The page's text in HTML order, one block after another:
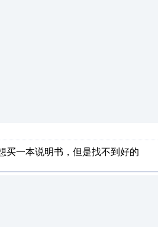
买一本说明书，但是找不到好的